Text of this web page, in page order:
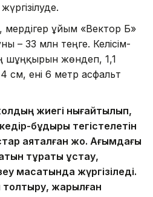
мердігер ұйым «Вектор Б»
– 33 млн теңге. Келісім-
шұңқырын жөндеп, 1,1
см, ені 6 метр асфальт
жиегі нығайтылып,
бұдыры тегістелетін
аяқталған жоқ. Ағымдағы
тұрақты ұстау,
мақсатында жүргізіледі.
толтыру, жарылған